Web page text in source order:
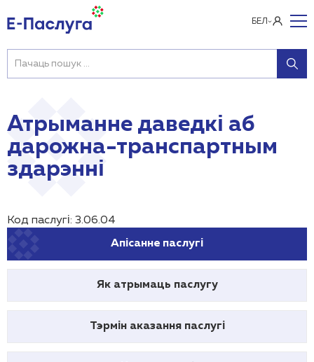
БЕЛ
Атрыманне даведкі аб
дарожна-транспартным
здарэнні
Код паслугі: 3.06.04
Апісанне паслугі
Як атрымаць паслугу
Тэрмін аказання паслугі